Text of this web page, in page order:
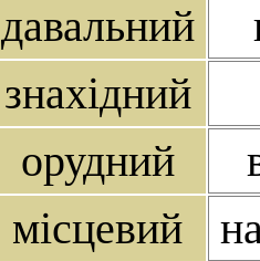
давальний
знахідний
орудний
місцевий